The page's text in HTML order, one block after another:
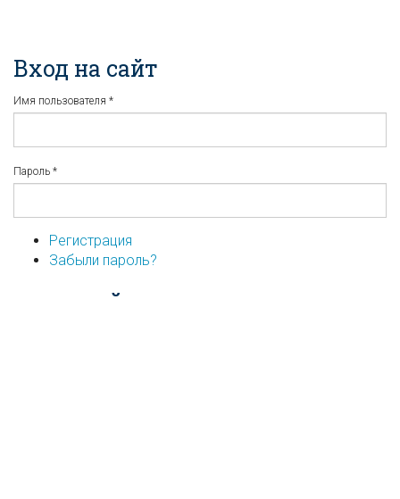
Вход на сайт
Имя пользователя *
Пароль *
Регистрация
Забыли пароль?
...или войдите используя